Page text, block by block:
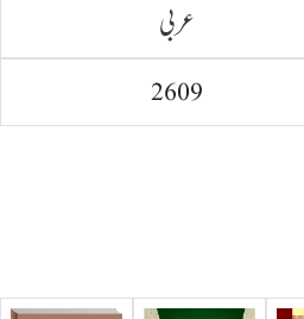
عربی
2609